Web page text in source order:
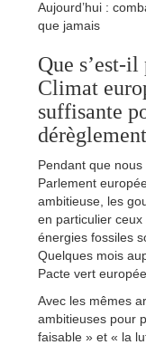
Aujourd’hui :
que jamais
Que s’est-
Climat
suffisante
Pendant que
Parlement
ambitieuse, les
en particulier
énergies fossiles
Quelques mois
Pacte vert
Avec les mêmes
ambitieuses pour
faisable » et « la